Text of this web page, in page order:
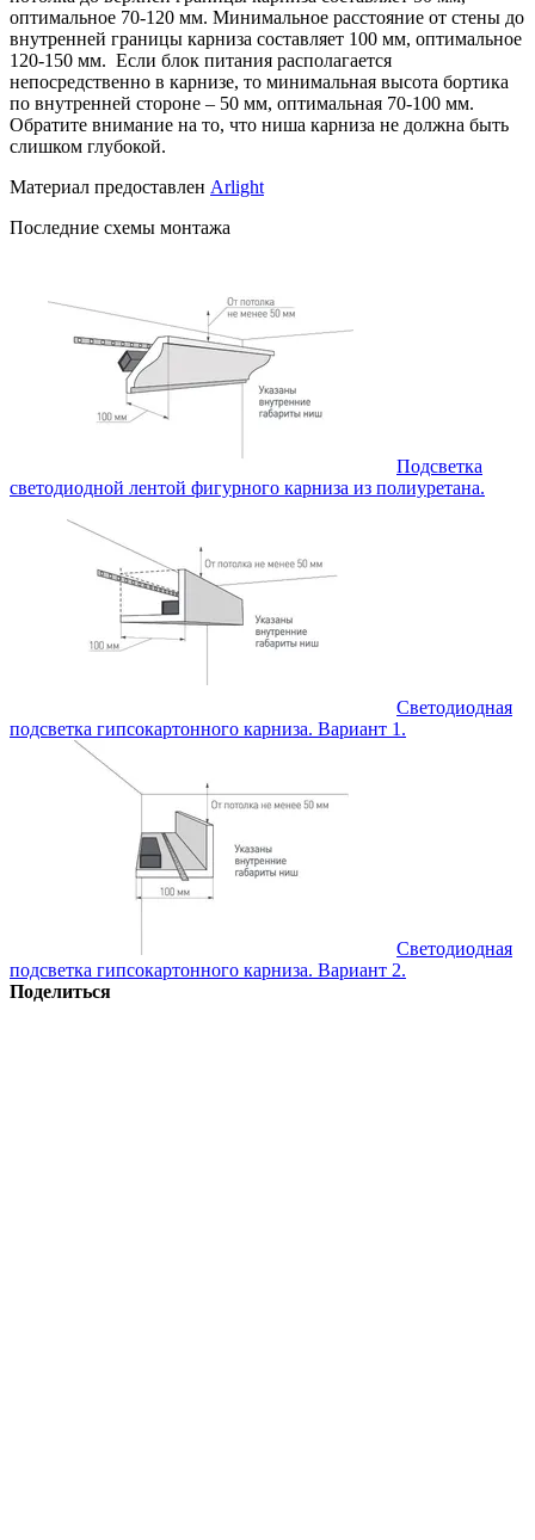
оптимальное 70-120 мм. Минимальное расстояние от стены до
внутренней границы карниза составляет 100 мм, оптимальное
120-150 мм. Если блок питания располагается
непосредственно в карнизе, то минимальная высота бортика
по внутренней стороне – 50 мм, оптимальная 70-100 мм.
Обратите внимание на то, что ниша карниза не должна быть
слишком глубокой.
Материал предоставлен Arlight
Последние схемы монтажа
Подсветка
светодиодной лентой фигурного карниза из полиуретана.
Светодиодная
подсветка гипсокартонного карниза. Вариант 1.
Светодиодная
подсветка гипсокартонного карниза. Вариант 2.
Поделиться